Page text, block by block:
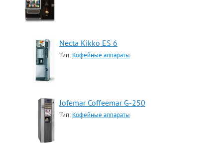
Necta Kikko ES 6
Тип: Кофейные аппараты
Jofemar Coffeemar G-250
Тип: Кофейные аппараты